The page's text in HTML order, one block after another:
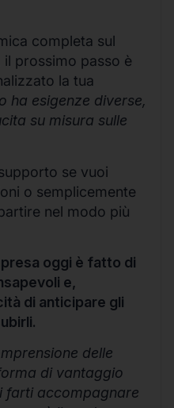
completa sul
il prossimo passo è
la tua
ha esigenze diverse,
su misura sulle
se vuoi
o semplicemente
nel modo più
oggi è fatto di
e,
di anticipare gli
delle
di vantaggio
farti accompagnare